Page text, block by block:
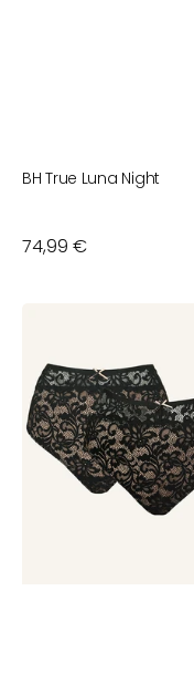
BH True Luna Night
Normaler
74,99 €
True
Luna
Night